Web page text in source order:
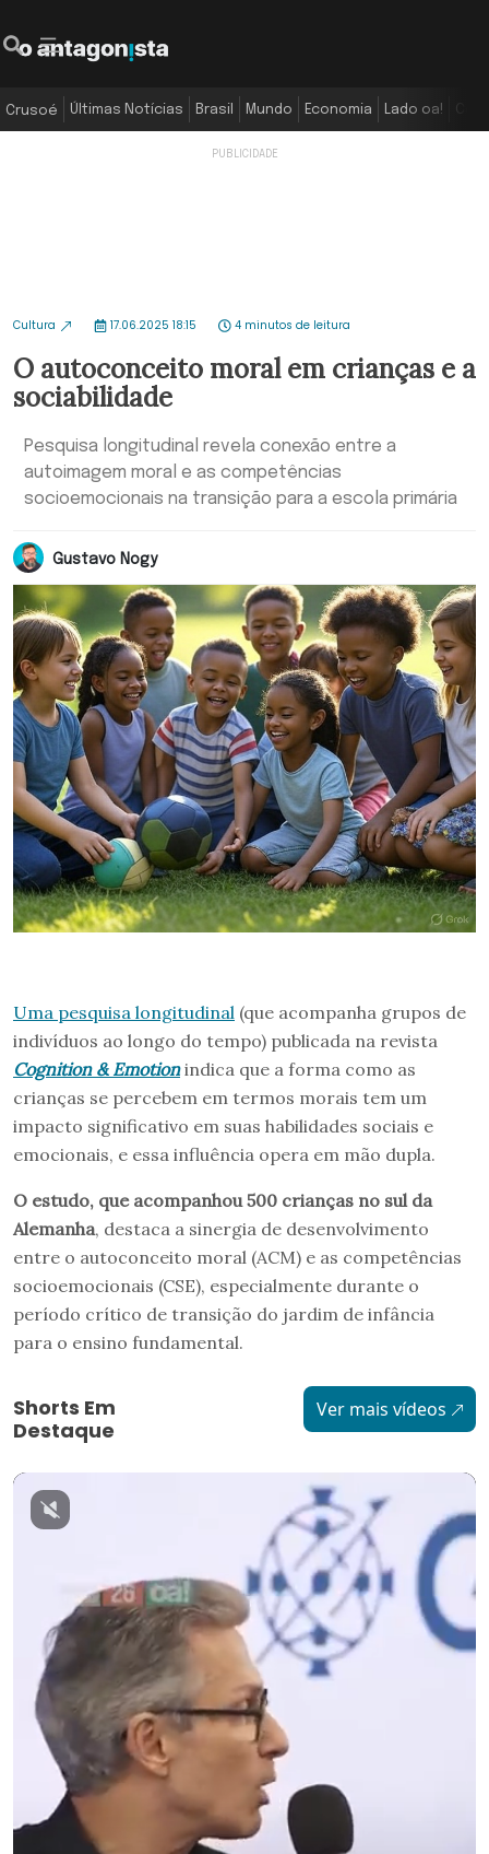
Crusoé Últimas Notícias Brasil Mundo Economia Lado oa!
Cultura 17.06.2025 18:15 4 minutos de leitura
O autoconceito moral em crianças e a
sociabilidade
Pesquisa longitudinal revela conexão entre a
autoimagem moral e as competências
socioemocionais na transição para a escola primária
Gustavo Nogy
Uma pesquisa longitudinal (que acompanha grupos de
indivíduos ao longo do tempo) publicada na revista
Cognition & Emotionindica que a forma como as
crianças se percebem em termos morais tem um
impacto significativo em suas habilidades sociais e
emocionais, e essa influência opera em mão dupla.
O estudo, que acompanhou 500 crianças no sul da
Alemanha, destaca a sinergia de desenvolvimento
entre o autoconceito moral (ACM) e as competências
socioemocionais (CSE), especialmente durante o
período crítico de transição do jardim de infância
para o ensino fundamental.
Shorts Em
Destaque
Ver mais vídeos